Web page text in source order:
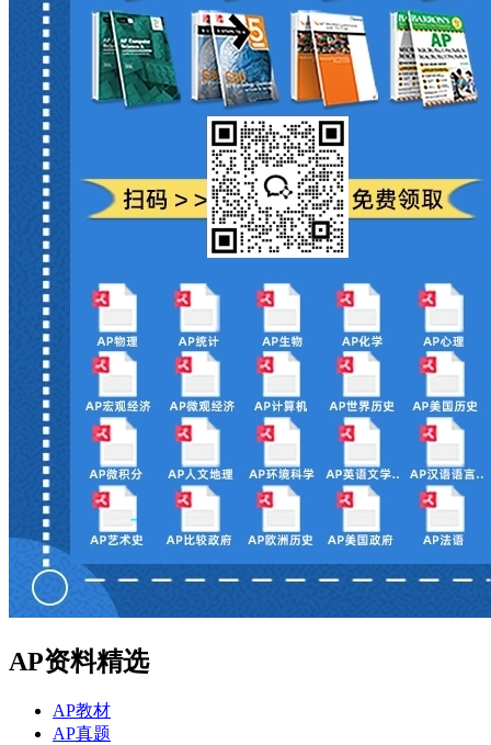
AP资料精选
AP教材
AP真题